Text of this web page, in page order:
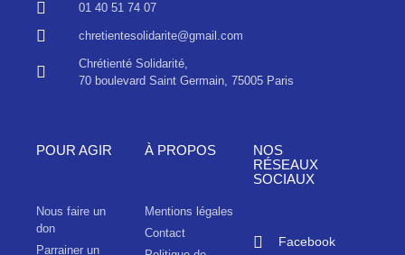
01 40 51 74 07
chretientesolidarite@gmail.com
Chrétienté Solidarité,
70 boulevard Saint Germain, 75005 Paris
POUR AGIR
Nous faire un
don
Parrainer un
À PROPOS
Mentions légales
Contact
NOS
RÉSEAUX
SOCIAUX
Facebook